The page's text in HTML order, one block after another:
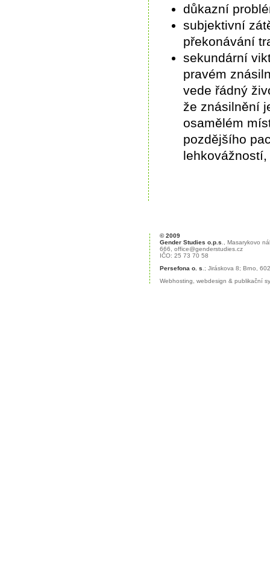
důkazní
subjektivní
překonávání
sekundární
pravém
vede řádný
že znásilnění
osamělém
pozdějšího
© 2009
Gender Studies o.p.s ., Masarykovo
666, office@genderstudies.cz
IČO: 25 73 70 58
Persefona o. s .; Jiráskova 8; Brno,
Webhosting
webdesign & publikační